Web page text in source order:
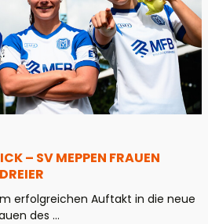
– SV MEPPEN FRAUEN
erfolgreichen Auftakt in die neue
des ...